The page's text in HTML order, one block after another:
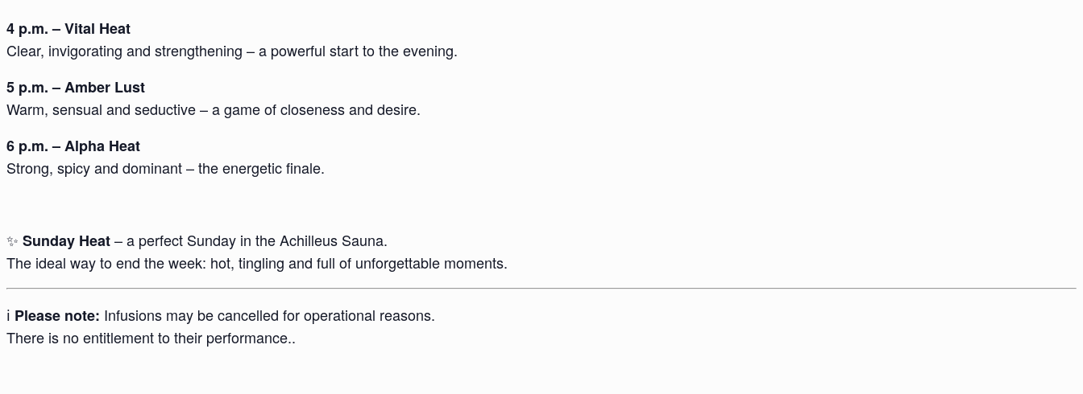
4 p.m. – Vital Heat
Clear, invigorating and strengthening – a powerful start to the evening.
5 p.m. – Amber Lust
Warm, sensual and seductive – a game of closeness and desire.
6 p.m. – Alpha Heat
Strong, spicy and dominant – the energetic finale.
✨ Sunday Heat– a perfect Sunday in the Achilleus Sauna.
The ideal way to end the week: hot, tingling and full of unforgettable moments.
ℹ️ Please note: Infusions may be cancelled for operational reasons.
There is no entitlement to their performance..